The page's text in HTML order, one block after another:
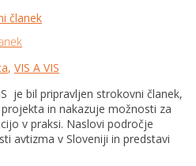
, VIS A VIS
je bil pripravljen strokovni članek,
in nakazuje možnosti za
v praksi. Naslovi področje
avtizma v Sloveniji in predstavi